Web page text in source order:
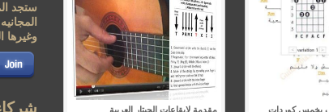
بخمس كوردات مقدمة لإيقاعات الجيتار العربية
ستجد
وغيرها